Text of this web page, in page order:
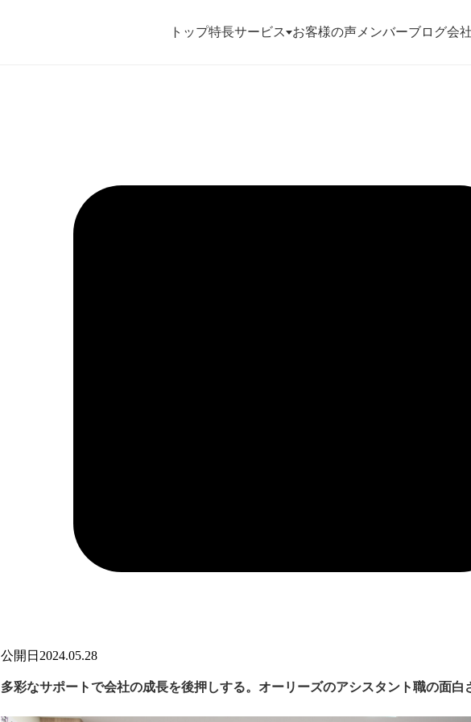
トップ特長サービス お客様の声 メンバーブログ会
公開日 2024.05.28
多彩なサポートで会社の成長を後押しする。オーリーズのアシスタント職の面白